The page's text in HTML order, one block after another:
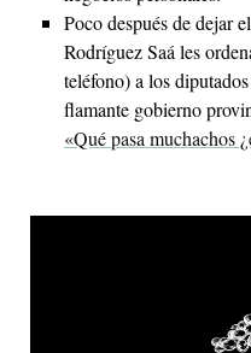
Poco después de dejar
Rodríguez Saá les
teléfono) a los
flamante gobierno
«Qué pasa muchachos